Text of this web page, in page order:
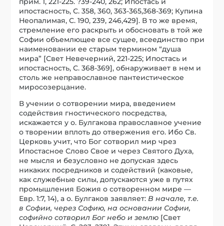
ипостасность, С. 358, 360, 363-365,368-369; Купина
Неопалимая, С. 190, 239, 246,429]. В то же время,
стремление его раскрыть и обосновать в той же
Софии объемлющее все сущее, всеединство при
наименовании ее старым термином “душа
мира” [Свет Невечерний, 221-225; Ипостась и
ипостасность, С. 368-369], обнаруживает в нем и
столь же неправославное пантеистическое
миросозерцание.
В учении о сотворении мира, введением
содействия гностического посредства,
искажается у о. Булгакова православное учение
о творении вплоть до отвержения его. Ибо Св.
Церковь учит, что Бог сотворил мир чрез
Ипостасное Слово Свое и через Святого Духа,
не мысля и безусловно не допуская здесь
никаких посредников и содействий (каковые,
как служебные силы, допускаются уже в путях
промышления Божия о сотворенном мире —
Евр. 1:7, 14), а о. Булгаков заявляет:В начале, т.е.
в Софии, через Софию, на основании Софии,
софийно сотворил Бог небо и землю [Свет